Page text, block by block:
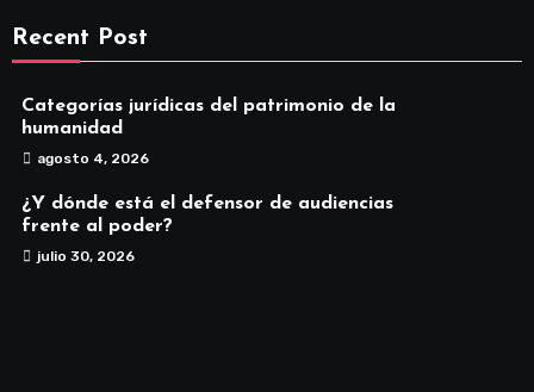
Recent Post
Categorías jurídicas del patrimonio de la
humanidad
agosto 4, 2026
¿Y dónde está el defensor de audiencias
frente al poder?
julio 30, 2026